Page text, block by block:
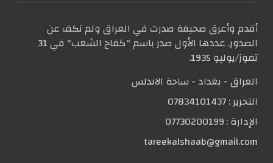
أقدم وأعرق صحيفة صدرت في العراق ولم تكف عن
الصدور. عددها الأول صدر باسم "كفاح الشعب" في 31
تموز/يوليو 1935.
العراق - بغداد - ساحة الاندلس
التحریر :07834101437
الإدارة :07730200199
tareekalshaab@gmail.com